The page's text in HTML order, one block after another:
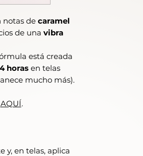
notas de caramel
de una vibra
está creada
horasen telas
mucho más).
AQUÍ.
y, en telas, aplica